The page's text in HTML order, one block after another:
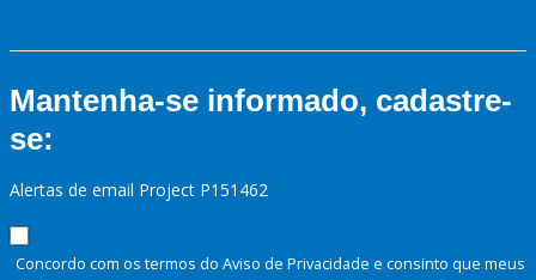
Mantenha-se informado, cadastre-
se:
Alertas de email Project P151462
Concordo com os termos do Aviso de Privacidade e consinto que meus